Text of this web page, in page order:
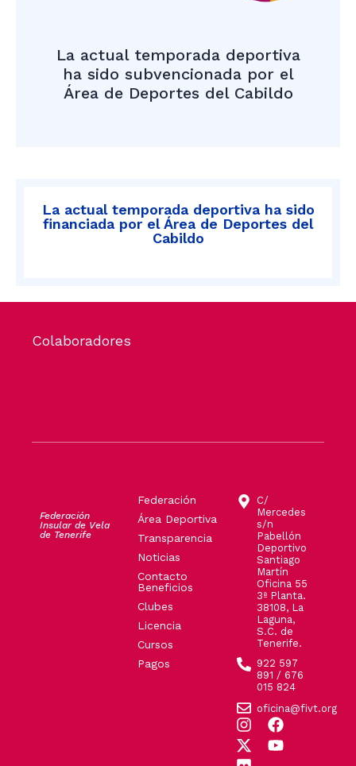
La actual temporada deportiva
ha sido subvencionada por el
Área de Deportes del Cabildo
La actual temporada deportiva ha sido
financiada por el Área de Deportes del
Cabildo
Colaboradores
Federación
Insular de Vela
de Tenerife
Federación
Área Deportiva
Transparencia
Noticias
Contacto
Beneficios
Clubes
Licencia
Cursos
Pagos
C/
Mercedes
s/n
Pabellón
Deportivo
Santiago
Martín
Oficina 55
3ª Planta.
38108, La
Laguna,
S.C. de
Tenerife.
922 597
891 / 676
015 824
oficina@fivt.org